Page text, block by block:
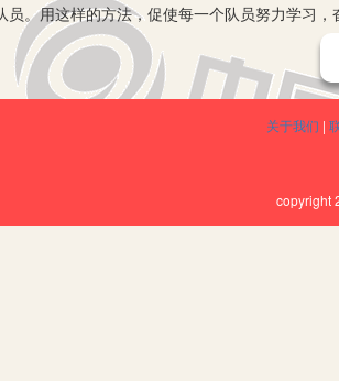
员。用这样的方法，促使每一个队员努力学习
抓好《规范》的落实（实施）。为了将《小
队员诵读，直至会背诵为至。同时，我们每学
使校园内秩序井然，朝着规范化、标准化、现
念好安全经，常常唱好太平曲。我们塔耳堡
次次安全工作自查，对各班各系统的水、电、
关于我们 |
copyright